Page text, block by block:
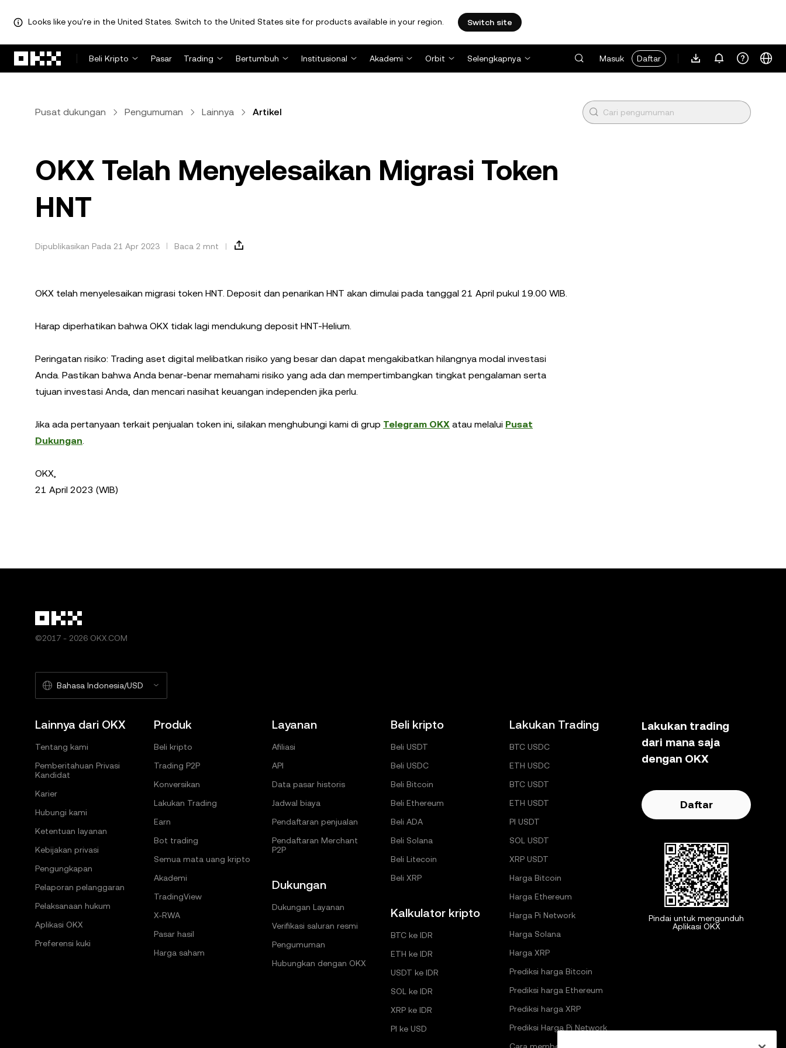
Looks like you're in the United States. Switch to the United States site for products available in your region. Switch site
Beli Kripto
Pasar Trading Bertumbuh Institusional Akademi Orbit Selengkapnya Masuk Daftar
Pusat dukungan Pengumuman Lainnya Artikel
OKX Telah Menyelesaikan Migrasi Token
HNT
Dipublikasikan Pada 21 Apr 2023 Baca 2 mnt
OKX telah menyelesaikan migrasi token HNT. Deposit dan penarikan HNT akan dimulai pada tanggal 21 April pukul 19.00 WIB.
Harap diperhatikan bahwa OKX tidak lagi mendukung deposit HNT-Helium.
Peringatan risiko: Trading aset digital melibatkan risiko yang besar dan dapat mengakibatkan hilangnya modal investasi
Anda. Pastikan bahwa Anda benar-benar memahami risiko yang ada dan mempertimbangkan tingkat pengalaman serta
tujuan investasi Anda, dan mencari nasihat keuangan independen jika perlu.
Jika ada pertanyaan terkait penjualan token ini, silakan menghubungi kami di grup Telegram OKX atau melalui Pusat
Dukungan.
OKX,
21 April 2023 (WIB)
©2017 - 2026 OKX.COM
Bahasa Indonesia/USD
Lainnya dari OKX
Tentang kami
Pemberitahuan Privasi
Kandidat
Karier
Hubungi kami
Ketentuan layanan
Kebijakan privasi
Pengungkapan
Pelaporan pelanggaran
Pelaksanaan hukum
Aplikasi OKX
Preferensi kuki
Produk
Beli kripto
Trading P2P
Konversikan
Lakukan Trading
Earn
Bot trading
Semua mata uang kripto
Akademi
TradingView
X-RWA
Pasar hasil
Harga saham
Layanan
Afiliasi
API
Data pasar historis
Jadwal biaya
Pendaftaran penjualan
Pendaftaran Merchant
P2P
Dukungan
Dukungan Layanan
Verifikasi saluran resmi
Pengumuman
Hubungkan dengan OKX
Beli kripto
Beli USDT
Beli USDC
Beli Bitcoin
Beli Ethereum
Beli ADA
Beli Solana
Beli Litecoin
Beli XRP
Kalkulator kripto
BTC ke IDR
ETH ke IDR
USDT ke IDR
SOL ke IDR
XRP ke IDR
PI ke USD
Lakukan Trading
BTC USDC
ETH USDC
BTC USDT
ETH USDT
PI USDT
SOL USDT
XRP USDT
Harga Bitcoin
Harga Ethereum
Harga Pi Network
Harga Solana
Harga XRP
Prediksi harga Bitcoin
Prediksi harga Ethereum
Prediksi harga XRP
Prediksi Harga Pi Network
Lakukan trading
dari mana saja
dengan OKX
Daftar
Pindai untuk mengunduh
Aplikasi OKX